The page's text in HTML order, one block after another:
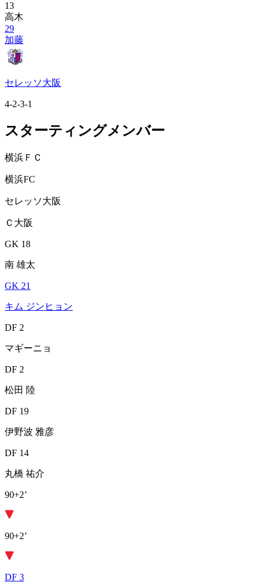
13
高木
29
加藤
セレッソ大阪
4-2-3-1
スターティングメンバー
横浜ＦＣ
横浜FC
セレッソ大阪
Ｃ大阪
GK 18
南 雄太
GK 21
キム ジンヒョン
DF 2
マギーニョ
DF 2
松田 陸
DF 19
伊野波 雅彦
DF 14
丸橋 祐介
90+2’
90+2’
DF 3